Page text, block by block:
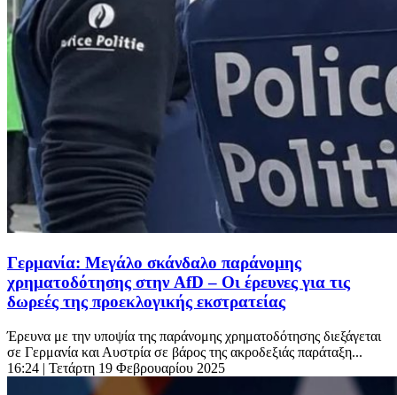
Γερμανία: Μεγάλο σκάνδαλο παράνομης
χρηματοδότησης στην AfD – Οι έρευνες για τις
δωρεές της προεκλογικής εκστρατείας
Έρευνα με την υποψία της παράνομης χρηματοδότησης διεξάγεται
σε Γερμανία και Αυστρία σε βάρος της ακροδεξιάς παράταξη...
16:24 | Τετάρτη 19 Φεβρουαρίου 2025